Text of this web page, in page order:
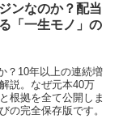
ンなのか？配当
「一生モノ」の
？10年以上の連続増
説。なぜ元本40万
根拠を全て公開しま
の完全保存版です。